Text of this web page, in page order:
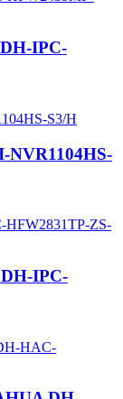
IPC-
NVR1104HS-
IPC-